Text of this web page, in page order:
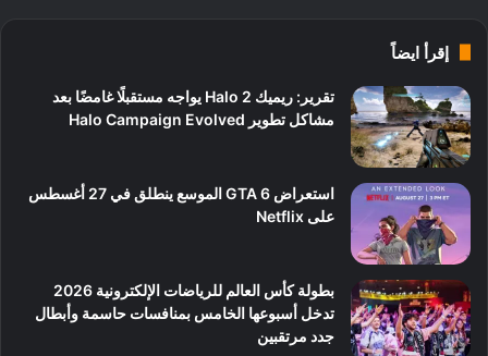
إقرأ ايضاً
تقرير: ريميك Halo 2 يواجه مستقبلًا غامضًا بعد
مشاكل تطوير Halo Campaign Evolved
استعراض GTA 6 الموسع ينطلق في 27 أغسطس
على Netflix
بطولة كأس العالم للرياضات الإلكترونية 2026
تدخل أسبوعها الخامس بمنافسات حاسمة وأبطال
جدد مرتقبين